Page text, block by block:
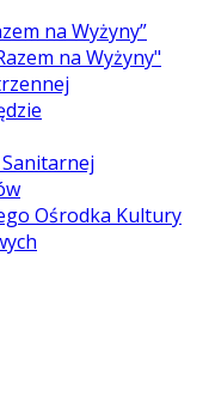
na Wyżyny”
na Wyżyny"
Ośrodka Kultury